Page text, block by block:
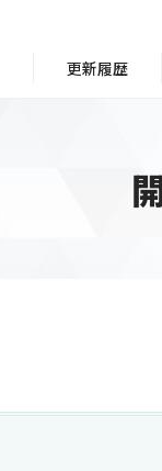
更新履歴